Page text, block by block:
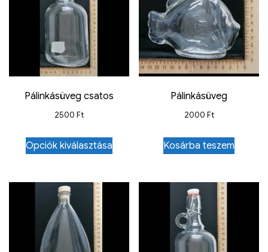
Pálinkásüveg csatos
2500 Ft
Opciók kiválasztása
Pálinkásüveg
2000 Ft
Kosárba teszem